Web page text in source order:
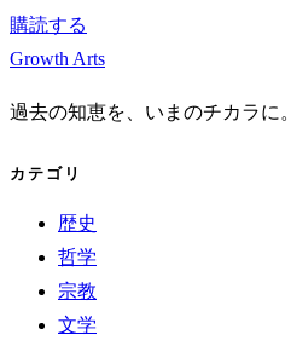
購読する
Growth Arts
過去の知恵を、いまのチカラに。
カテゴリ
歴史
哲学
宗教
文学